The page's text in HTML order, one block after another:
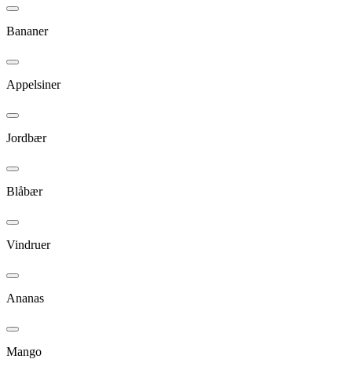
Bananer
Appelsiner
Jordbær
Blåbær
Vindruer
Ananas
Mango